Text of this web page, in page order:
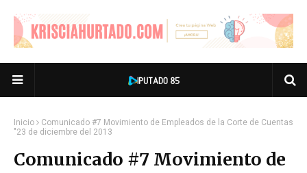
Inicio
Comunicado #7 Movimiento de Empleados de la Corte de Cuentas
"23 de diciembre del 2013
Comunicado #7 Movimiento de